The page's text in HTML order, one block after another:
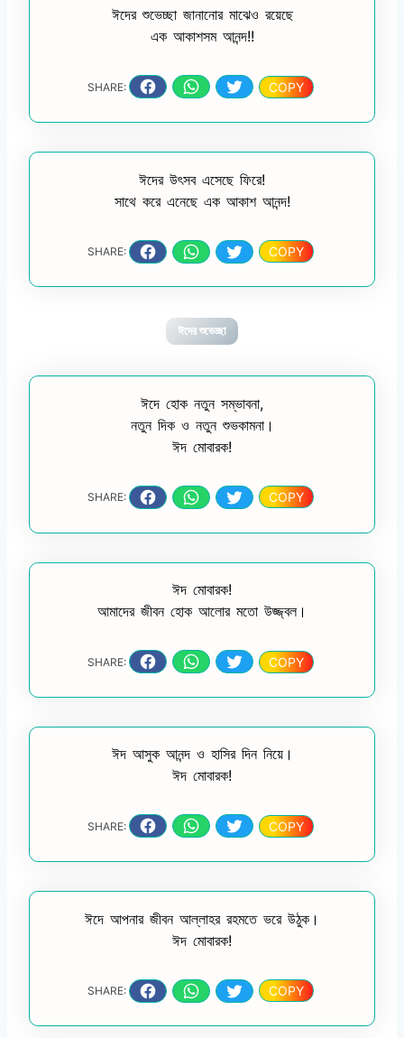
ঈদের শুভেচ্ছা জানানোর মাঝেও রয়েছে
এক আকাশসম আনন্দ!!
SHARE: COPY
ঈদের উৎসব এসেছে ফিরে!
সাথে করে এনেছে এক আকাশ আনন্দ!
SHARE: COPY
ঈদের শুভেচ্ছা
ঈদে হোক নতুন সম্ভাবনা,
নতুন দিক ও নতুন শুভকামনা।
ঈদ মোবারক!
SHARE: COPY
ঈদ মোবারক!
আমাদের জীবন হোক আলোর মতো উজ্জ্বল।
SHARE: COPY
ঈদ আসুক আনন্দ ও হাসির দিন নিয়ে।
ঈদ মোবারক!
SHARE: COPY
ঈদে আপনার জীবন আল্লাহর রহমতে ভরে উঠুক।
ঈদ মোবারক!
SHARE: COPY